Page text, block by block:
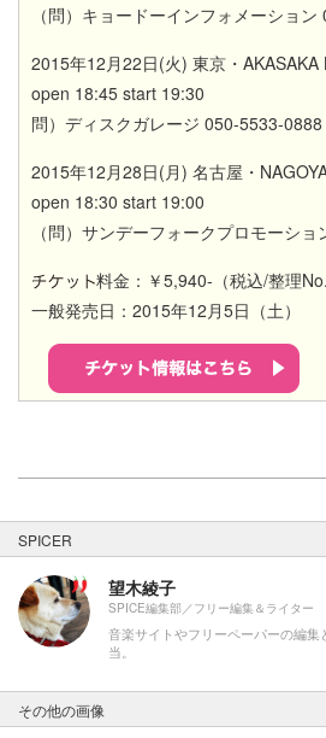
（問）キョードーインフォメーショ
2015年12月22日(火) 東京・AKASAKA
open 18:45 start 19:30
問）ディスクガレージ 050-5533-0888
2015年12月28日(月) 名古屋・
open 18:30 start 19:00
（問）サンデーフォークプロモーシ
料金：￥5,940-（税込/整理
一般発売日：2015年12月5日（土）
SPICER
望木綾子
SPICE編集部／フリー編集＆ライター
音楽サイトやフリーペーパーの編
当。
その他の画像